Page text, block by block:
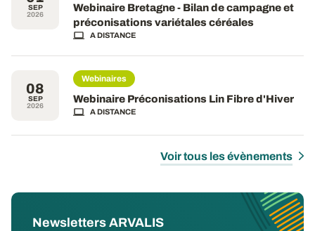
SEP
2026
Webinaire Bretagne - Bilan de campagne et
préconisations variétales céréales
A DISTANCE
08
SEP
2026
Webinaires
Webinaire Préconisations Lin Fibre d'Hiver
A DISTANCE
Voir tous les évènements
Newsletters ARVALIS